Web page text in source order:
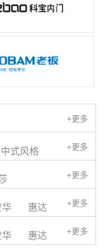
+更多
+更多
中式风格
+更多
+更多
华 惠达
+更多
华 惠达